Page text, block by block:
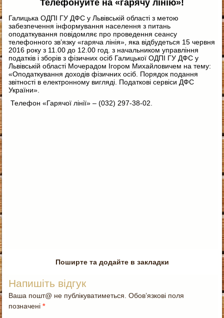
Телефонуйте на «гарячу лінію»!
Галицька ОДПІ ГУ ДФС у Львівській області з метою
забезпечення інформування населення з питань
оподаткування повідомляє про проведення сеансу
телефонного зв’язку «гаряча лінія», яка відбудеться 15 червня
2016 року з 11.00 до 12.00 год. з начальником управління
податків і зборів з фізичних осіб Галицької ОДПІ ГУ ДФС у
Львівській області Мочерадом Ігором Михайловичем на тему:
«Оподаткування доходів фізичних осіб. Порядок подання
звітності в електронному вигляді. Податкові сервіси ДФС
України».
Телефон «Гарячої лінії» – (032) 297-38-02.
Поширте та додайте в закладки
Напишіть відгук
Ваша пошт@ не публікуватиметься. Обов’язкові поля
позначені*